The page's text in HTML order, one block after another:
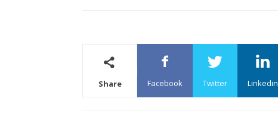
Share Facebook Twitter Linkedin